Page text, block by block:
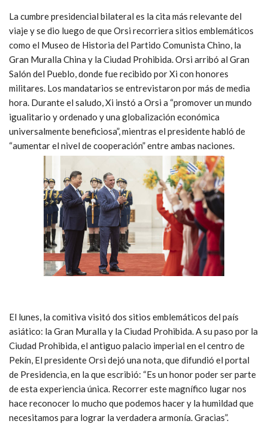
La cumbre presidencial bilateral es la cita más relevante del
viaje y se dio luego de que Orsi recorriera sitios emblemáticos
como el Museo de Historia del Partido Comunista Chino, la
Gran Muralla China y la Ciudad Prohibida. Orsi arribó al Gran
Salón del Pueblo, donde fue recibido por Xi con honores
militares. Los mandatarios se entrevistaron por más de media
hora. Durante el saludo, Xi instó a Orsi a “promover un mundo
igualitario y ordenado y una globalización económica
universalmente beneficiosa”, mientras el presidente habló de
“aumentar el nivel de cooperación” entre ambas naciones.
El lunes, la comitiva visitó dos sitios emblemáticos del país
asiático: la Gran Muralla y la Ciudad Prohibida. A su paso por la
Ciudad Prohibida, el antiguo palacio imperial en el centro de
Pekín, El presidente Orsi dejó una nota, que difundió el portal
de Presidencia, en la que escribió: “Es un honor poder ser parte
de esta experiencia única. Recorrer este magnífico lugar nos
hace reconocer lo mucho que podemos hacer y la humildad que
necesitamos para lograr la verdadera armonía. Gracias”.